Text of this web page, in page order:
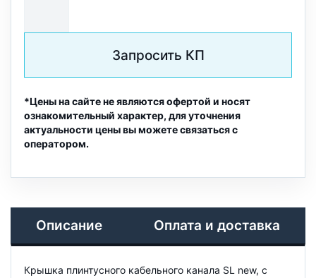
Запросить КП
*Цены на сайте не являются офертой и носят
ознакомительный характер, для уточнения
актуальности цены вы можете связаться с
оператором.
Описание Оплата и доставка
Крышка плинтусного кабельного канала SL new, с